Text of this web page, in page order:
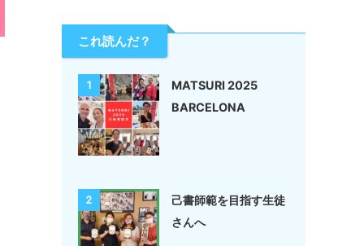
これ読んだ？
1
MATSURI 2025
BARCELONA
2
己書師範を目指す生徒
さんへ